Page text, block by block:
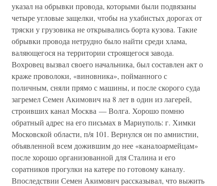
указал на обрывки провода, которыми были подвязаны
четыре угловые защелки, чтобы на ухабистых дорогах от
тряски у грузовика не открывались борта кузова. Такие
обрывки провода нетрудно было найти среди хлама,
валяющегося на территории строящегося завода.
Вохровец вызвал своего начальника, был составлен акт о
краже проволоки, «виновника», пойманного с
поличным, сняли прямо с машины, и после скорого суда
загремел Семен Акимович на 8 лет в один из лагерей,
строивших канал Москва — Волга. Хорошо помню
обратный адрес на его письмах в Мариуполь: г. Химки
Московской области, п/я 101. Вернулся он по амнистии,
объявленной всем дожившим до нее «каналоармейцам»
после хорошо организованной для Сталина и его
соратников прогулки на катере по готовому каналу.
Впоследствии Семен Акимович рассказывал, что выжить